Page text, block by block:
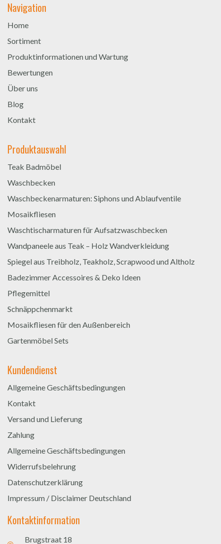
Navigation
Home
Sortiment
Produktinformationen und Wartung
Bewertungen
Über uns
Blog
Kontakt
Produktauswahl
Teak Badmöbel
Waschbecken
Waschbeckenarmaturen: Siphons und Ablaufventile
Mosaikfliesen
Waschtischarmaturen für Aufsatzwaschbecken
Wandpaneele aus Teak – Holz Wandverkleidung
Spiegel aus Treibholz, Teakholz, Scrapwood und Altholz
Badezimmer Accessoires & Deko Ideen
Pflegemittel
Schnäppchenmarkt
Mosaikfliesen für den Außenbereich
Gartenmöbel Sets
Kundendienst
Allgemeine Geschäftsbedingungen
Kontakt
Versand und Lieferung
Zahlung
Allgemeine Geschäftsbedingungen
Widerrufsbelehrung
Datenschutzerklärung
Impressum / Disclaimer Deutschland
Kontaktinformation
Brugstraat 18